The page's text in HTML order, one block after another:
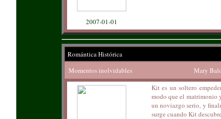
2007-01-01
Romántica Histórica
Momentos inolvidables
Mary
Kit es un soltero
modo que el matrimonio
un noviazgo serio, y
surge cuando Kit